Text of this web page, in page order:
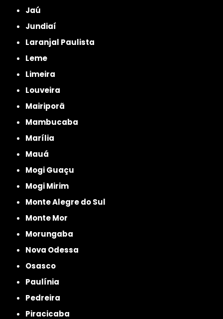
Jaú
Jundiaí
Laranjal Paulista
Leme
Limeira
Louveira
Mairiporã
Mambucaba
Marília
Mauá
Mogi Guaçu
Mogi Mirim
Monte Alegre do Sul
Monte Mor
Morungaba
Nova Odessa
Osasco
Paulínia
Pedreira
Piracicaba